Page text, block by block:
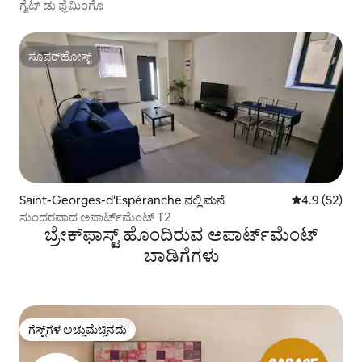
ಗೈಟ್ ಡು ಫ್ಲೆಮಿಂಗೊ
ಸೂಪರ್‌ಹೋಸ್ಟ್
ಸೂಪರ್‌ಹೋಸ್ಟ್
Saint-Georges-d'Espéranche ನಲ್ಲಿ ಮನೆ 5 ರಲ್ಲಿ 4.9
4.9 (52)
ಸುಂದರವಾದ ಅಪಾರ್ಟ್‌ಮೆಂಟ್ T2
ಬ್ರೇಕ್‍ಫಾಸ್ಟ್ ಹೊಂದಿರುವ ಅಪಾರ್ಟ್‌ಮೆಂಟ್
ಬಾಡಿಗೆಗಳು
ಗೆಸ್ಟ್‌ಗಳ ಅಚ್ಚುಮೆಚ್ಚಿನದು
ಗೆಸ್ಟ್‌ಗಳ ಅಚ್ಚುಮೆಚ್ಚಿನದು